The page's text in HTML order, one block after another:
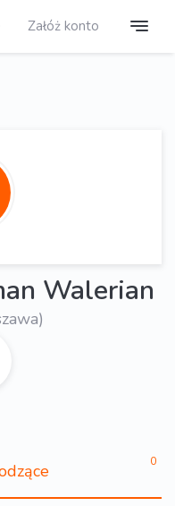
Załóż konto
Walerian
0